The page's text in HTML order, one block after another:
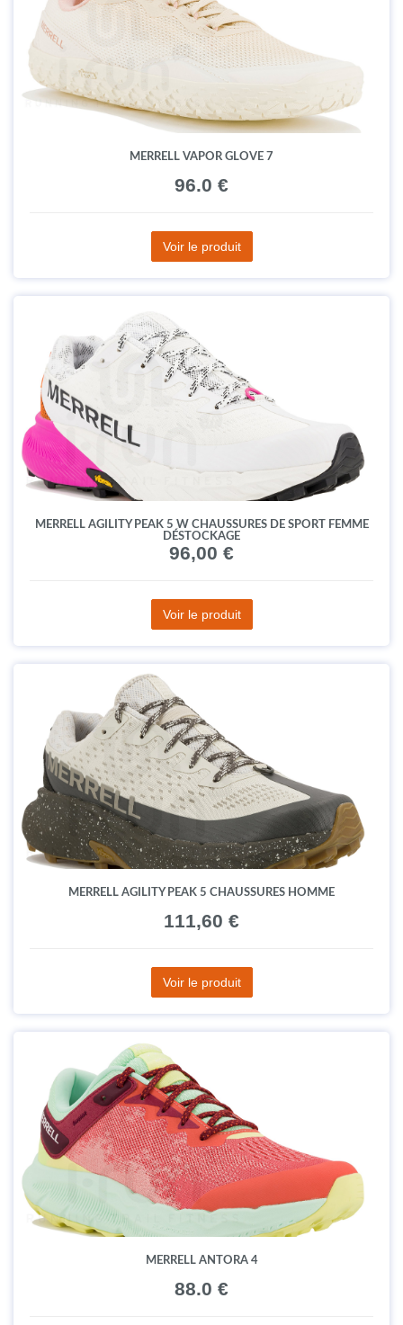
MERRELL VAPOR GLOVE 7
96.0 €
Voir le produit
MERRELL AGILITY PEAK 5 W CHAUSSURES DE SPORT FEMME
DÉSTOCKAGE
96,00 €
Voir le produit
MERRELL AGILITY PEAK 5 CHAUSSURES HOMME
111,60 €
Voir le produit
MERRELL ANTORA 4
88.0 €